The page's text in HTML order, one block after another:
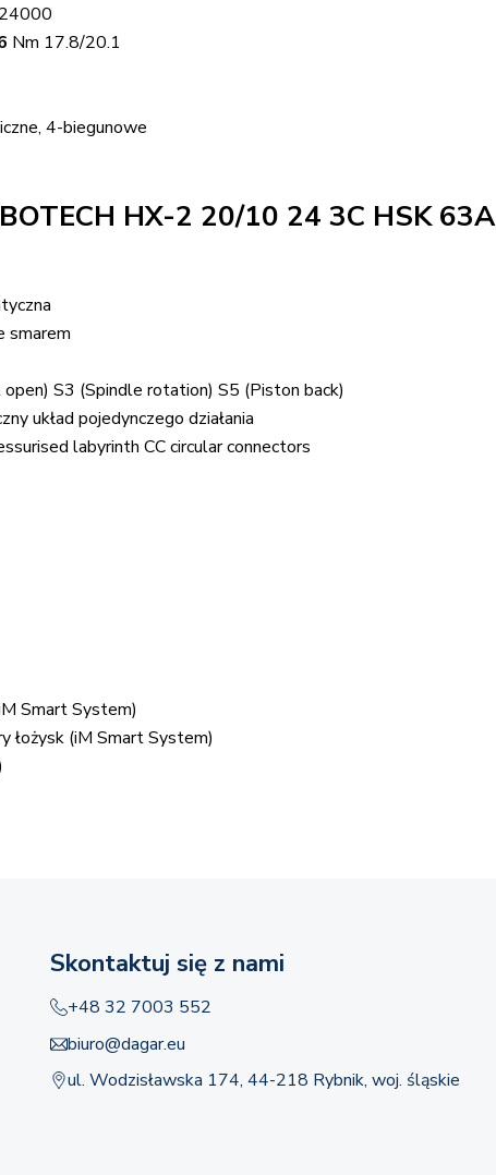
Nm 17.8/20.1
4-biegunowe
HX-2 20/10 24 3C HSK 63A
smarem
S3 (Spindle rotation) S5 (Piston back)
układ pojedynczego działania
labyrinth CC circular connectors
Smart System)
łożysk (iM Smart System)
Skontaktuj się z nami
+48 32 7003 552
biuro@dagar.eu
ul. Wodzisławska 174, 44-218 Rybnik, woj. śląskie